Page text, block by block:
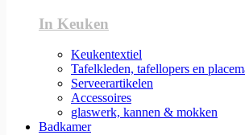
In Keuken
Keukentextiel
Tafelkleden, tafellopers en
Serveerartikelen
Accessoires
glaswerk, kannen & mokken
Badkamer